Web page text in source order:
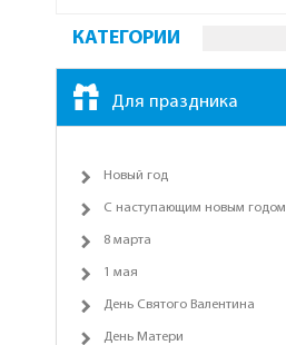
КАТЕГОРИИ
Для праздника
Новый год
С наступающим новым годом
8 марта
1 мая
День Святого Валентина
День Матери